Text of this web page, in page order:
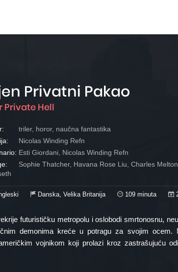
Privatni Pakao
Private Hell
triler, horor, naučna fantastika
Nicolas Winding Refn
Esti Giordani, Nicolas Winding Refn
Sophie Thatcher, Havana Rose Liu, Charles
Danska, Velika Britanija 109 minuta
futurističku metropolu i oslobodi smrtonosnu,
demonima kreće u potragu za svojim ocem.
vojnikom koji prolazi kroz zastrašujuću